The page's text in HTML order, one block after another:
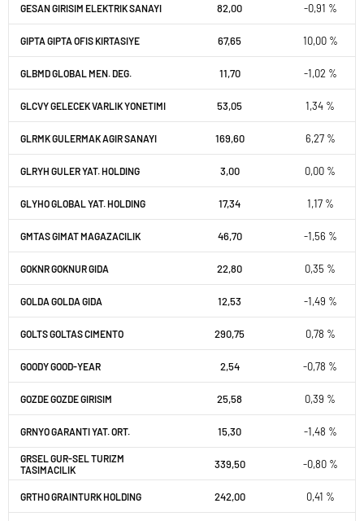
GESAN GIRISIM ELEKTRIK SANAYI 82,00 -0,91 %
GIPTA GIPTA OFIS KIRTASIYE 67,65 10,00 %
GLBMD GLOBAL MEN. DEG. 11,70 -1,02 %
GLCVY GELECEK VARLIK YONETIMI 53,05 1,34 %
GLRMK GULERMAK AGIR SANAYI 169,60 6,27 %
GLRYH GULER YAT. HOLDING 3,00 0,00 %
GLYHO GLOBAL YAT. HOLDING 17,34 1,17 %
GMTAS GIMAT MAGAZACILIK 46,70 -1,56 %
GOKNR GOKNUR GIDA 22,80 0,35 %
GOLDA GOLDA GIDA 12,53 -1,49 %
GOLTS GOLTAS CIMENTO 290,75 0,78 %
GOODY GOOD-YEAR 2,54 -0,78 %
GOZDE GOZDE GIRISIM 25,58 0,39 %
GRNYO GARANTI YAT. ORT. 15,30 -1,48 %
GRSEL GUR-SEL TURIZM
TASIMACILIK
339,50 -0,80 %
GRTHO GRAINTURK HOLDING 242,00 0,41 %